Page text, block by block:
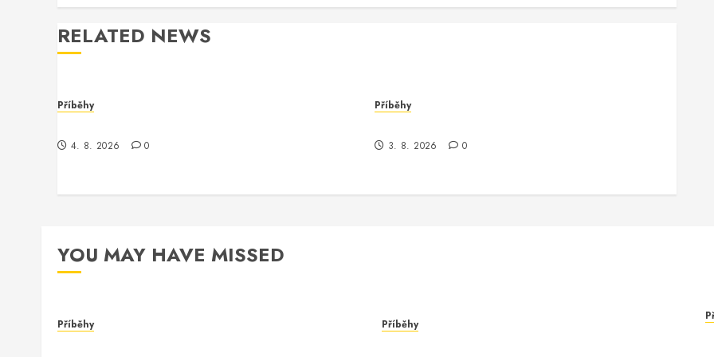
RELATED NEWS
Příběhy
4. 8. 2026 0
Příběhy
3. 8. 2026 0
YOU MAY HAVE MISSED
Příběhy Příběhy